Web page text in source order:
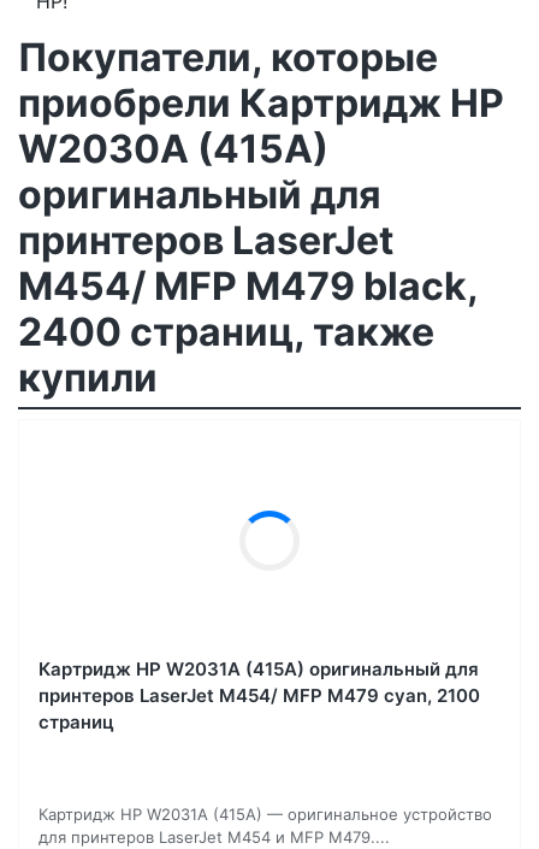
Покупатели, которые
приобрели Картридж HP
W2030A (415A)
оригинальный для
принтеров LaserJet
M454/ MFP M479 black,
2400 страниц, также
купили
Картридж HP W2031A (415A) оригинальный для
принтеров LaserJet M454/ MFP M479 cyan, 2100
страниц
Картридж HP W2031A (415A) — оригинальное устройство
для принтеров LaserJet M454 и MFP M479....